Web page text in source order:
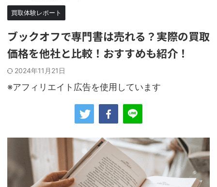
買取体験レポート
ブックオフで専門書は売れる？実際の買取
価格を他社と比較！おすすめも紹介！
2024年11月21日
※アフィリエイト広告を使用しています